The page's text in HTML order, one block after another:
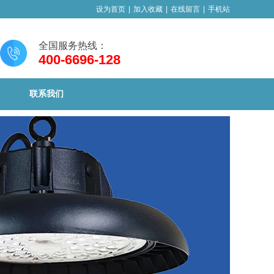
全国服务热线：
400-6696-128
设为首页 加入收藏 在线留言 手机站
联系我们